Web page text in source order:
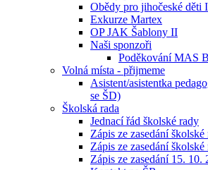
Obědy pro jihočeské děti
Exkurze Martex
OP JAK Šablony II
Naši sponzoři
Poděkování MAS
Volná místa - přijmeme
Asistent/asistentka
se ŠD)
Školská rada
Jednací řád školské rady
Zápis ze zasedání
Zápis ze zasedání
Zápis ze zasedání 15. 10.